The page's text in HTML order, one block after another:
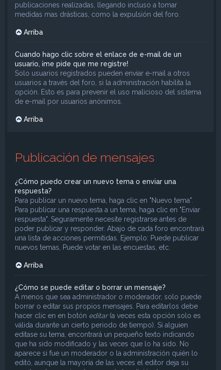
publicaciones realizadas, llegando incluso a tomar
medidas mas drásticas, como la expulsión del foro.
Arriba
Cuando hago clic sobre el enlace de e-mail de un
usuario, ¡me pide que me registre!
Solo usuarios registrados pueden enviar e-mail a otros
usuarios a través del foro, si la administración habilita la
opción. Esto es para prevenir el uso malicioso del sistema
de e-mail por usuarios anónimos.
Arriba
Publicación de mensajes
¿Cómo puedo crear un nuevo tema o enviar una
respuesta?
Para publicar un nuevo tema, haga clic en "Nuevo tema".
Para publicar una respuesta a un tema, haga clic en "Enviar
respuesta". Seguramente necesite registrarse antes de
poder publicar y responder. Abajo de cada foro encontrará
una lista de acciones permitidas. Ejemplo: Puede publicar
nuevos temas, Puede votar en las encuestas, etc.
Arriba
¿Cómo se puede editar o borrar un mensaje?
A menos que sea administrador o moderador, solo puede
borrar o editar sus propios mensajes. Para editarlos debe
hacer clic en en botón editar(a veces esta opción solo es
válida durante un cierto periodo de tiempo). Si alguien
editase su tema, encontrará un pequeño texto indicando
que ha sido modificado y las veces que lo ha sido. No
aparece si fue un moderador o la administración quién lo
editó, aunque la mayoría de las veces el editor deja su